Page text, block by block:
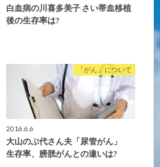
白血病の川喜多美子 さい帯血移植
後の生存率は?
「がん」について
2016.6.6
大山のぶ代さん夫「尿管がん」
生存率、膀胱がんとの違いは?